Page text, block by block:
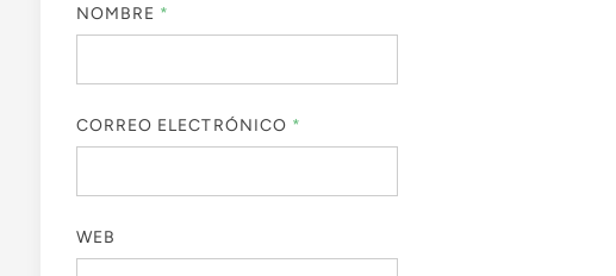
NOMBRE *
CORREO ELECTRÓNICO *
WEB